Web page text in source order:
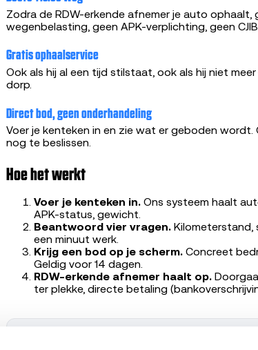
Zodra de RDW-erkende afnemer je auto
wegenbelasting, geen APK-verplichting, geen
Gratis ophaalservice
Ook als hij al een tijd stilstaat, ook als hij niet
dorp.
Direct bod, geen onderhandeling
Voer je kenteken in en zie wat er geboden
nog te beslissen.
Hoe het werkt
Voer je kenteken in. Ons systeem haalt
APK-status, gewicht.
Beantwoord vier vragen. Kilometerstand,
een minuut werk.
Krijg een bod op je scherm. Concreet
Geldig voor 14 dagen.
RDW-erkende afnemer haalt op.
ter plekke, directe betaling